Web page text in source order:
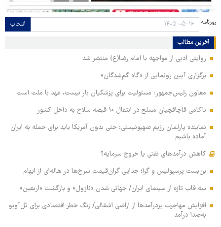
روزنامه: انتخاب
آخرین مطالب
روایتی ادبی از مواجهه با امام رضا(ع) منتشر شد
برگزاری آیین رونمایی از «گاهِ گم‌شدگان»
معاون رئیس‌جمهور: مسئولیت برای پزشکیان بار نیست، عهد با ملت است
ناکامی قاچاقچیان مسلح در انتقال ۱۰ قبضه سلاح به داخل کشور
نماینده پارلمان رژیم صهیونیستی: حتی بدون آمریکا باید برای حمله به ایران
آماده باشیم
کاهش درآمدهای نفتی یا خروج سرمایه؟
بن‌بست پرسپولیس و گرا؛ جدایی گران‌قیمت سرخ‌ها در هاله‌ای از ابهام
سه قاب تازه از سینمای ایران/ جهانی شدن «نازول» و بازگشت «اربعین»
افزایش مهاجرت پردرآمدها از اراضی اشغالی/ زنگ خطر اقتصادی برای تل‌آویو
به‌صدا درآمد